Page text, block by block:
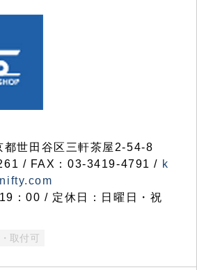
世田谷区三軒茶屋2-54-8
/ FAX：03-3419-4791 / k
：00 / 定休日：日曜日・祝
取付可